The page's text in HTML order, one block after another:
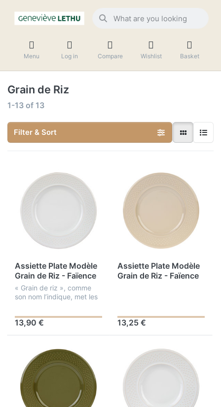
Menu Log in Compare Wishlist Basket
Grain de Riz
1-13 of 13
Filter & Sort
Assiette Plate Modèle
Grain de Riz - Faïence
Blanche - Ø 27 cm
« Grain de riz », comme
son nom l’indique, met les
Cette gamme, de teintes
multiples, propose une
13,90 €
Assiette Plate Modèle
Grain de Riz - Faïence
13,25 €